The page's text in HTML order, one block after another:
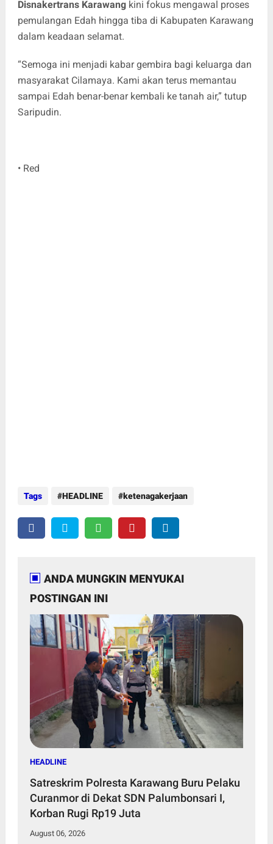
Disnakertrans Karawangkini fokus mengawal proses
pemulangan Edah hingga tiba di Kabupaten Karawang
dalam keadaan selamat.
“Semoga ini menjadi kabar gembira bagi keluarga dan
masyarakat Cilamaya. Kami akan terus memantau
sampai Edah benar-benar kembali ke tanah air,” tutup
Saripudin.
• Red
Tags HEADLINE ketenagakerjaan
ANDA MUNGKIN MENYUKAI
POSTINGAN INI
HEADLINE
Satreskrim Polresta Karawang Buru Pelaku
Curanmor di Dekat SDN Palumbonsari I,
Korban Rugi Rp19 Juta
August 06, 2026